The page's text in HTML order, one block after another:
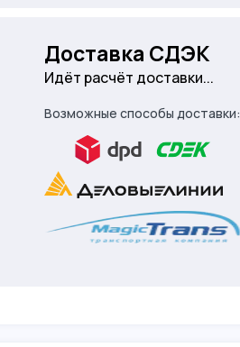
Доставка СДЭК
Идёт расчёт доставки...
Возможные способы доставки: